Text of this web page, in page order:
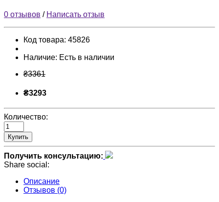
0 отзывов / Написать отзыв
Код товара: 45826
Наличие: Есть в наличии
₴3361
₴3293
Количество:
Купить
Получить консультацию:
Share social:
Описание
Отзывов (0)